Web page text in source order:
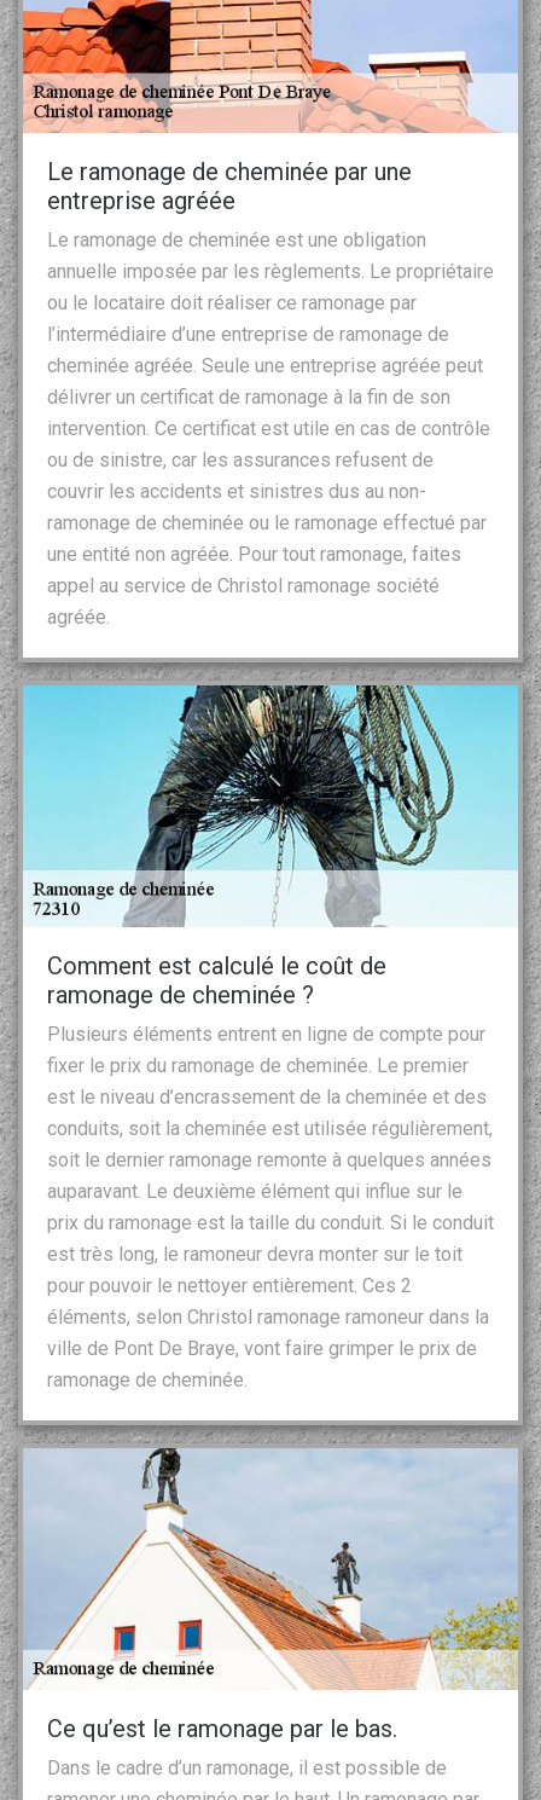
Le ramonage de cheminée par une
entreprise agréée
Le ramonage de cheminée est une obligation
annuelle imposée par les règlements. Le propriétaire
ou le locataire doit réaliser ce ramonage par
l’intermédiaire d’une entreprise de ramonage de
cheminée agréée. Seule une entreprise agréée peut
délivrer un certificat de ramonage à la fin de son
intervention. Ce certificat est utile en cas de contrôle
ou de sinistre, car les assurances refusent de
couvrir les accidents et sinistres dus au non-
ramonage de cheminée ou le ramonage effectué par
une entité non agréée. Pour tout ramonage, faites
appel au service de Christol ramonage société
agréée.
Comment est calculé le coût de
ramonage de cheminée ?
Plusieurs éléments entrent en ligne de compte pour
fixer le prix du ramonage de cheminée. Le premier
est le niveau d’encrassement de la cheminée et des
conduits, soit la cheminée est utilisée régulièrement,
soit le dernier ramonage remonte à quelques années
auparavant. Le deuxième élément qui influe sur le
prix du ramonage est la taille du conduit. Si le conduit
est très long, le ramoneur devra monter sur le toit
pour pouvoir le nettoyer entièrement. Ces 2
éléments, selon Christol ramonage ramoneur dans la
ville de Pont De Braye, vont faire grimper le prix de
ramonage de cheminée.
Ce qu’est le ramonage par le bas.
Dans le cadre d’un ramonage, il est possible de